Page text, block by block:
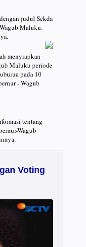
judul Sekda
Maluku.
menyiapkan
Maluku periode
pada 10
- Wagub
tentang
Wagub
Voting